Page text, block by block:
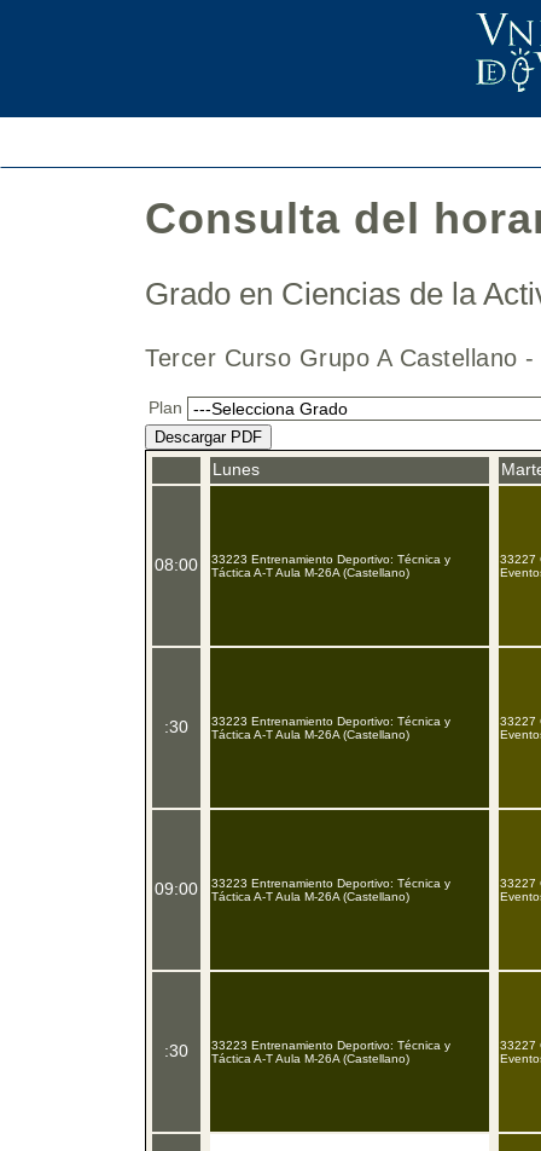
Consulta del
Grado en Ciencias de la
Tercer Curso Grupo A
Plan
Descargar PDF
08:00
:30
09:00
:30
Lunes
33223 Entrenamiento Deportivo: Técnica y
Táctica A-T Aula M-26A (Castellano)
33223 Entrenamiento Deportivo: Técnica y
Táctica A-T Aula M-26A (Castellano)
33223 Entrenamiento Deportivo: Técnica y
Táctica A-T Aula M-26A (Castellano)
33223 Entrenamiento Deportivo: Técnica y
Táctica A-T Aula M-26A (Castellano)
33227
33227
33227
33227